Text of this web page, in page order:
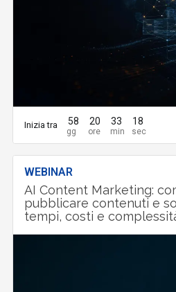
Inizia tra 58 20 33 17
WEBINAR
AI Content Marketing:
pubblicare contenuti e
tempi, costi e